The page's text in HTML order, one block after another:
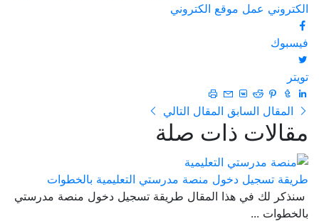
الكتروني عمل موقع الكتروني
فيسبوك
تويتر
المقال السابق المقال التالي
مقالات ذات صلة
طريقة تسجيل دخول منصة مدرستي التعليمية بالخطوات
سنذكر لك في هذا المقال طريقة تسجيل دخول منصة مدرستي
بالخطوات ...